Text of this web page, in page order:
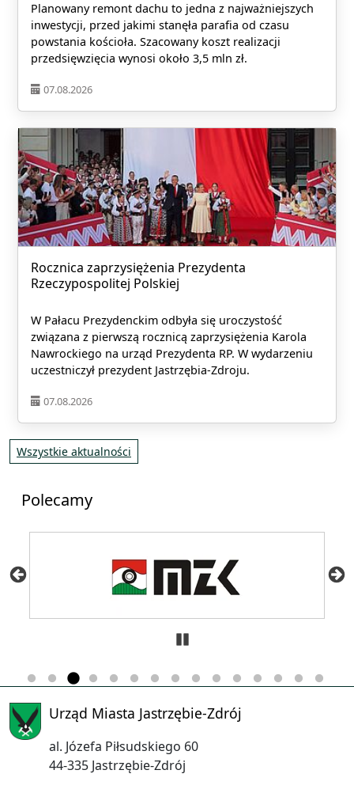
Planowany remont dachu to jedna z najważniejszych
inwestycji, przed jakimi stanęła parafia od czasu
powstania kościoła. Szacowany koszt realizacji
przedsięwzięcia wynosi około 3,5 mln zł.
07.08.2026
Rocznica zaprzysiężenia Prezydenta
Rzeczypospolitej Polskiej
W Pałacu Prezydenckim odbyła się uroczystość
związana z pierwszą rocznicą zaprzysiężenia Karola
Nawrockiego na urząd Prezydenta RP. W wydarzeniu
uczestniczył prezydent Jastrzębia-Zdroju.
07.08.2026
Wszystkie aktualności
Polecamy
Zatrzymaj
Urząd Miasta Jastrzębie-Zdrój
al. Józefa Piłsudskiego 60
44-335 Jastrzębie-Zdrój